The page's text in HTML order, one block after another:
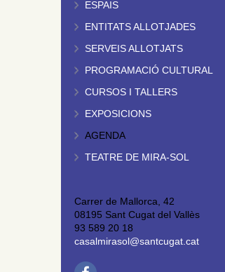
ESPAIS
ENTITATS ALLOTJADES
SERVEIS ALLOTJATS
PROGRAMACIÓ CULTURAL
CURSOS I TALLERS
EXPOSICIONS
AGENDA
TEATRE DE MIRA-SOL
Carrer de Mallorca, 42
08195 Sant Cugat del Vallès
93 589 20 18
casalmirasol@santcugat.cat